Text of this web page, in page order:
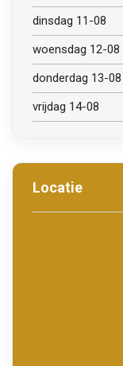
dinsdag 11-08
woensdag 12-08
donderdag 13-08
vrijdag 14-08
Locatie